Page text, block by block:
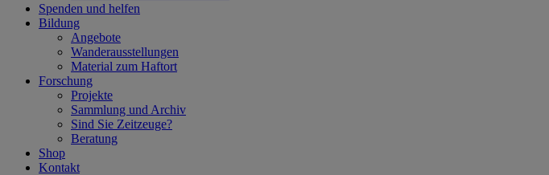
Spenden und helfen
Bildung
Angebote
Wanderausstellungen
Material zum Haftort
Forschung
Projekte
Sammlung und Archiv
Sind Sie Zeitzeuge?
Beratung
Shop
Kontakt